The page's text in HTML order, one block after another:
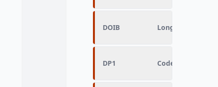
DOIB Longueur à vol
DP1 Code fichier = 3